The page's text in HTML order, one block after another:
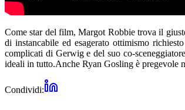
Come star del film, Margot Robbie trova il
di instancabile ed esagerato ottimismo
complicati di Gerwig e del suo co-
ideali in tutto.Anche Ryan Gosling è pregevole
Condividi: